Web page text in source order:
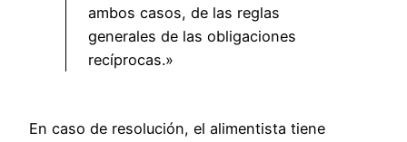
ambos casos, de las reglas
generales de las obligaciones
recíprocas.»
En caso de resolución, el alimentista tiene